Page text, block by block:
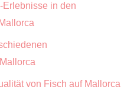
Erlebnisse in den
von Fisch auf Mallorca